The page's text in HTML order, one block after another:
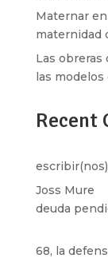
Maternar
maternidad
Las obreras
las
Recent
Joss Mure
deuda
68, la